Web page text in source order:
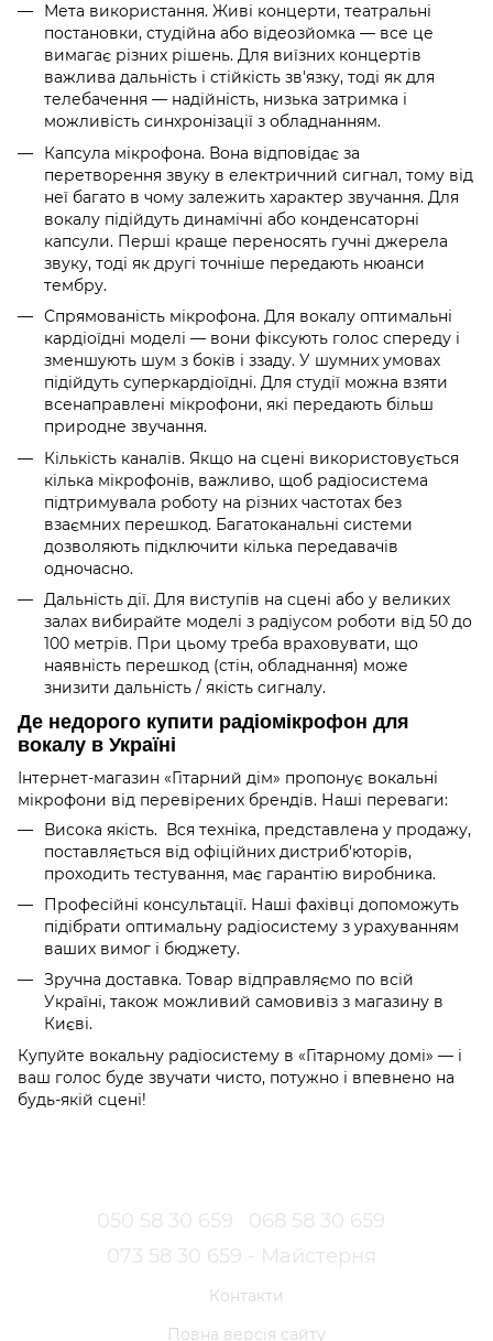
Мета використання. Живі концерти, театральні
постановки, студійна або відеозйомка — все це
вимагає різних рішень. Для виїзних концертів
важлива дальність і стійкість зв'язку, тоді як для
телебачення — надійність, низька затримка і
можливість синхронізації з обладнанням.
Капсула мікрофона. Вона відповідає за
перетворення звуку в електричний сигнал, тому від
неї багато в чому залежить характер звучання. Для
вокалу підійдуть динамічні або конденсаторні
капсули. Перші краще переносять гучні джерела
звуку, тоді як другі точніше передають нюанси
тембру.
Спрямованість мікрофона. Для вокалу оптимальні
кардіоїдні моделі — вони фіксують голос спереду і
зменшують шум з боків і ззаду. У шумних умовах
підійдуть суперкардіоїдні. Для студії можна взяти
всенаправлені мікрофони, які передають більш
природне звучання.
Кількість каналів. Якщо на сцені використовується
кілька мікрофонів, важливо, щоб радіосистема
підтримувала роботу на різних частотах без
взаємних перешкод. Багатоканальні системи
дозволяють підключити кілька передавачів
одночасно.
Дальність дії. Для виступів на сцені або у великих
залах вибирайте моделі з радіусом роботи від 50 до
100 метрів. При цьому треба враховувати, що
наявність перешкод (стін, обладнання) може
знизити дальність / якість сигналу.
Де недорого купити радіомікрофон для
вокалу в Україні
Інтернет-магазин «Гітарний дім» пропонує вокальні
мікрофони від перевірених брендів. Наші переваги:
Висока якість. Вся техніка, представлена у продажу,
поставляється від офіційних дистриб'юторів,
проходить тестування, має гарантію виробника.
Професійні консультації. Наші фахівці допоможуть
підібрати оптимальну радіосистему з урахуванням
ваших вимог і бюджету.
Зручна доставка. Товар відправляємо по всій
Україні, також можливий самовивіз з магазину в
Києві.
Купуйте вокальну радіосистему в «Гітарному домі» — і
ваш голос буде звучати чисто, потужно і впевнено на
будь-якій сцені!
050 58 30 659
068 58 30 659
073 58 30 659 - Майстерня
Контакти
Повна версія сайту